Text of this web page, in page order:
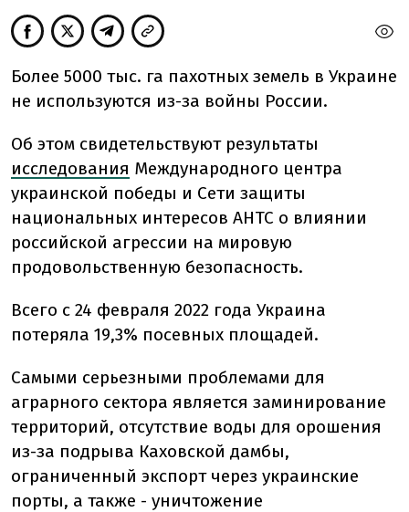
Более 5000 тыс. га пахотных земель в Украине
не используются из-за войны России.
Об этом свидетельствуют результаты
исследования Международного центра
украинской победы и Сети защиты
национальных интересов АНТС о влиянии
российской агрессии на мировую
продовольственную безопасность.
Всего с 24 февраля 2022 года Украина
потеряла 19,3% посевных площадей.
Самыми серьезными проблемами для
аграрного сектора является заминирование
территорий, отсутствие воды для орошения
из-за подрыва Каховской дамбы,
ограниченный экспорт через украинские
порты, а также - уничтожение